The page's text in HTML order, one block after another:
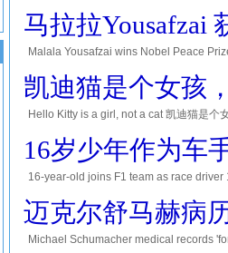
world lea
马拉拉Yousafzai
Malala Yousafzai wins Nobel Peace
凯迪猫是个女孩
Hello Kitty is a girl, not a cat 凯迪猫是
16岁少年作为车
16-year-old joins F1 team as race
迈克尔舒马赫病
Michael Schumacher medical records